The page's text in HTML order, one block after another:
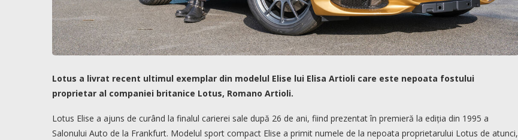
Lotus a livrat recent ultimul exemplar din modelul Elise lui Elisa Artioli care este nepoata fostului
proprietar al companiei britanice Lotus, Romano Artioli.
Lotus Elise a ajuns de curând la finalul carierei sale după 26 de ani, fiind prezentat în premieră la ediția din 1995 a
Salonului Auto de la Frankfurt. Modelul sport compact Elise a primit numele de la nepoata proprietarului Lotus de atunci,